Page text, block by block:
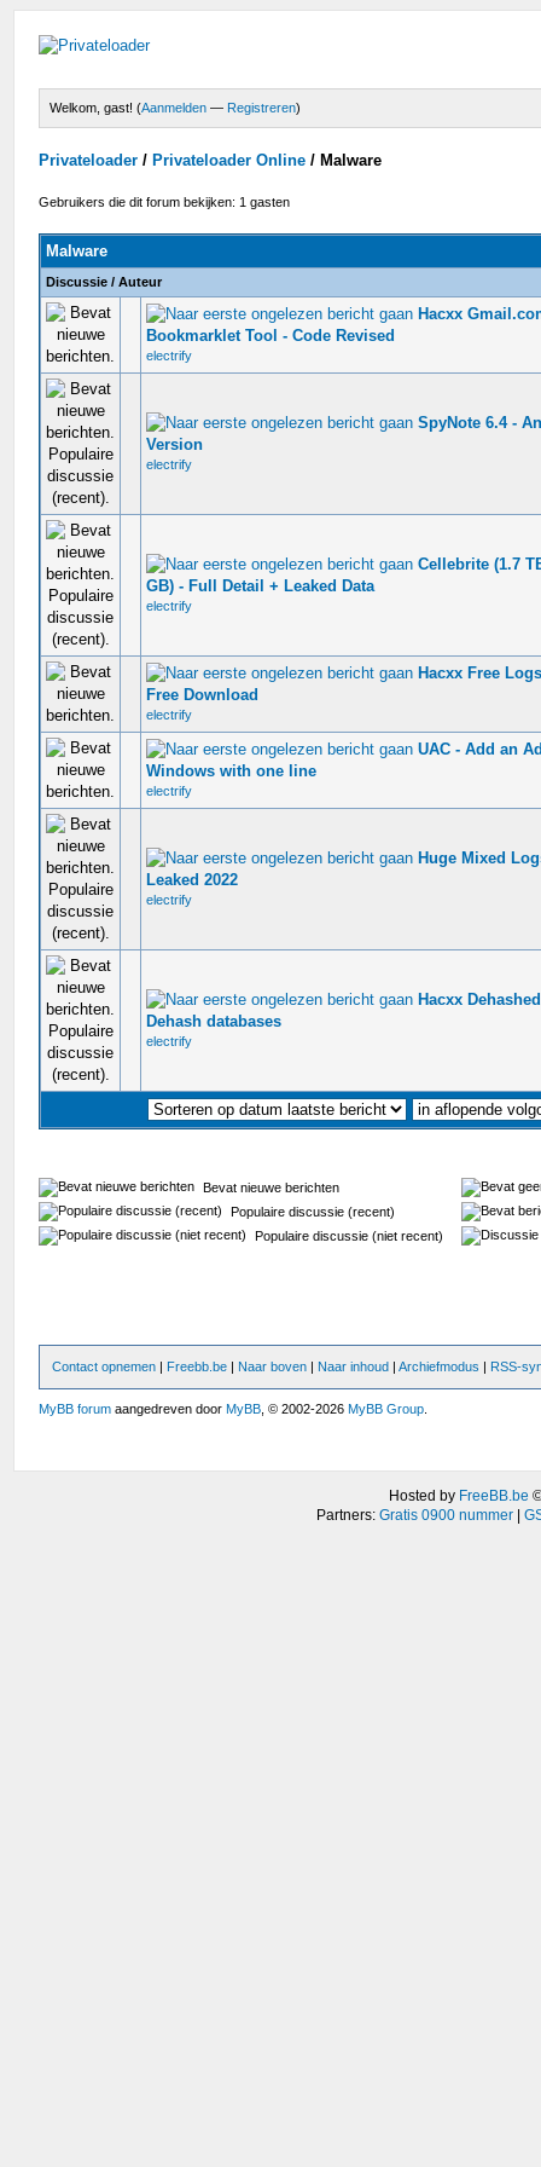
Welkom, gast! (Aanmelden — Registreren)
Privateloader / Privateloader Online / Malware
Gebruikers die dit forum bekijken: 1 gasten
Malware
Discussie /Auteur
Hacxx
Bookmarklet Tool - Code Revised
electrify
0 stem - 0 van 5 gemiddeld
SpyNote 6.4 -
Version
electrify
0 stem - 0 van 5 gemiddeld
Cellebrite (1.7
GB) - Full Detail + Leaked Data
electrify
0 stem - 0 van 5 gemiddeld
Hacxx Free
Free Download
electrify
0 stem - 0 van 5 gemiddeld
UAC - Add an
Windows with one line
electrify
0 stem - 0 van 5 gemiddeld
Huge Mixed
Leaked 2022
electrify
0 stem - 0 van 5 gemiddeld
Hacxx
Dehash databases
electrify
0 stem - 0 van 5 gemiddeld
Bevat nieuwe berichten
Populaire discussie (recent)
Populaire discussie (niet recent)
Contact opnemen | Freebb.be | Naar boven | Naar inhoud |Archiefmodus | RSS-
MyBB forum aangedreven doorMyBB , © 2002-2026MyBB Group
Hosted by FreeBB.be
Partners: Gratis 0900 nummer|